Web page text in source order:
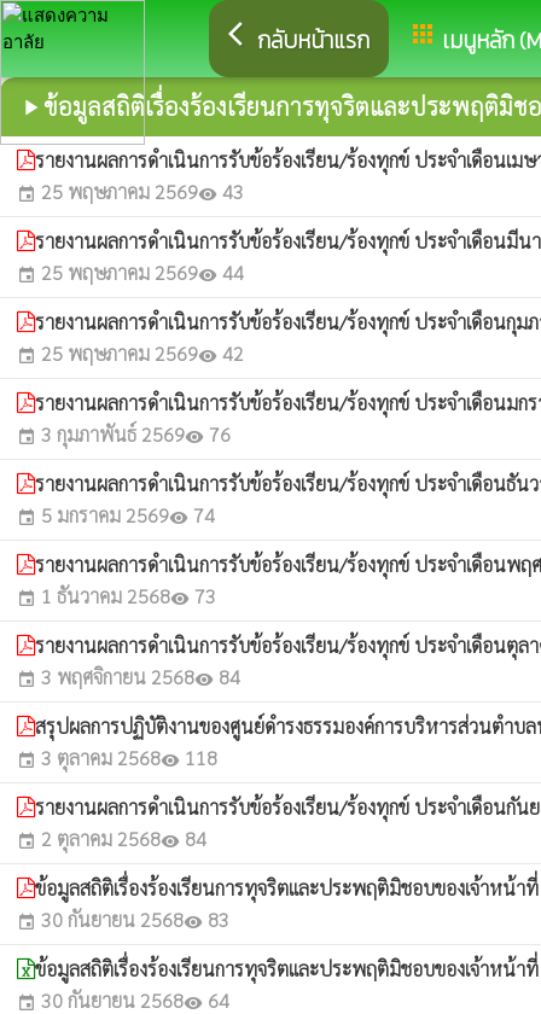
arrow_back_ios กลับหน้าแรก apps เมนูหลัก
play_arrow ข้อมูลสถิติเรื่องร้องเรียนการทุจริตและประพฤติมิช
รายงานผลการดำเนินการรับข้อร้องเรียน/ร้องทุกข์ ประจำเดือนเม
event 25 พฤษภาคม 2569visibility 43
รายงานผลการดำเนินการรับข้อร้องเรียน/ร้องทุกข์ ประจำเดือนมี
event 25 พฤษภาคม 2569visibility 44
รายงานผลการดำเนินการรับข้อร้องเรียน/ร้องทุกข์ ประจำเดือนกุ
event 25 พฤษภาคม 2569visibility 42
รายงานผลการดำเนินการรับข้อร้องเรียน/ร้องทุกข์ ประจำเดือนมก
event 3 กุมภาพันธ์ 2569visibility 76
รายงานผลการดำเนินการรับข้อร้องเรียน/ร้องทุกข์ ประจำเดือนธั
event 5 มกราคม 2569visibility 74
รายงานผลการดำเนินการรับข้อร้องเรียน/ร้องทุกข์ ประจำเดือนพ
event 1 ธันวาคม 2568visibility 73
รายงานผลการดำเนินการรับข้อร้องเรียน/ร้องทุกข์ ประจำเดือนตุ
event 3 พฤศจิกายน 2568visibility 84
สรุปผลการปฏิบัติงานของศูนย์ดำรงธรรมองค์การบริหารส่วนตำ
event 3 ตุลาคม 2568visibility 118
รายงานผลการดำเนินการรับข้อร้องเรียน/ร้องทุกข์ ประจำเดือนกั
event 2 ตุลาคม 2568visibility 84
ข้อมูลสถิติเรื่องร้องเรียนการทุจริตและประพฤติมิชอบของเจ้าหน้
event 30 กันยายน 2568visibility 83
ข้อมูลสถิติเรื่องร้องเรียนการทุจริตและประพฤติมิชอบของเจ้าหน้
event 30 กันยายน 2568visibility 64